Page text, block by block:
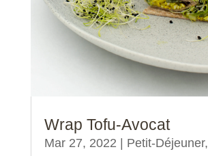
Wrap Tofu-Avocat
Mar 27, 2022 Petit-Déjeuner,